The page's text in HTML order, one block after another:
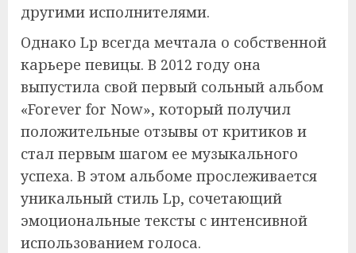
другими исполнителями.
Однако Lp всегда мечтала о собственной
карьере певицы. В 2012 году она
выпустила свой первый сольный альбом
«Forever for Now», который получил
положительные отзывы от критиков и
стал первым шагом ее музыкального
успеха. В этом альбоме прослеживается
уникальный стиль Lp, сочетающий
эмоциональные тексты с интенсивной
использованием голоса.